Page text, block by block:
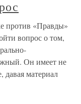
против «Правды»
вопрос о том,
Он имеет не
давая материал